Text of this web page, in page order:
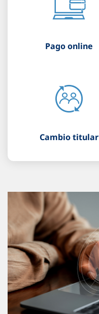
Pago online
Cambio titular